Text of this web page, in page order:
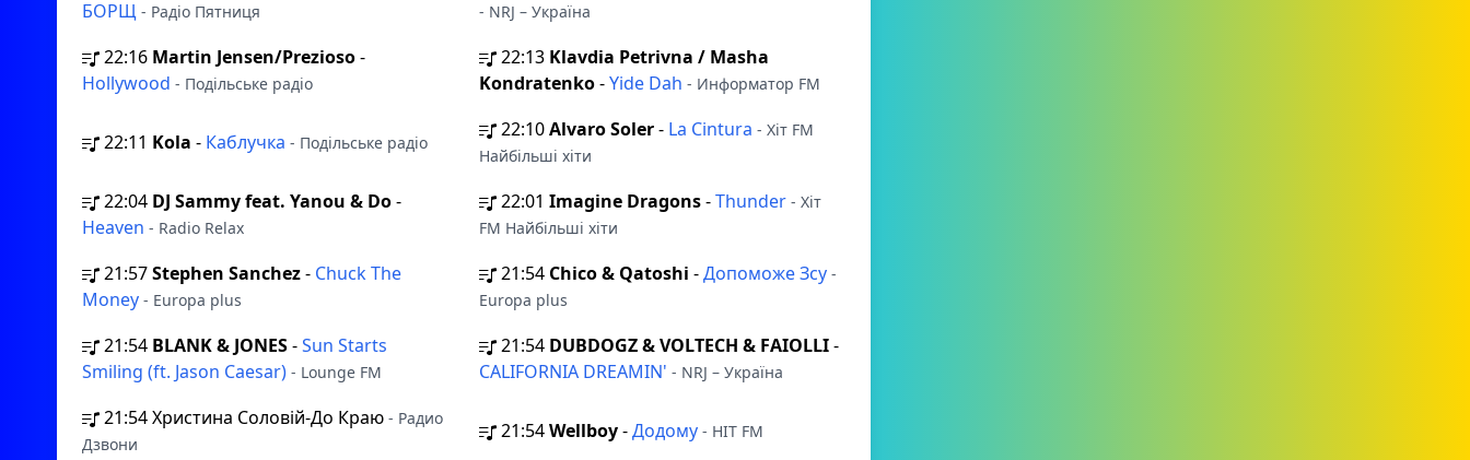
БОРЩ - Радіо Пятниця - NRJ – Україна
22:16 Martin Jensen/Prezioso-
Hollywood - Подільське радіо
22:13 Klavdia Petrivna / Masha
Kondratenko-Yide Dah - Информатор FM
22:11 Kola - Каблучка - Подільське радіо
22:10Alvaro Soler- La Cintura - Хіт FM
Найбільші хіти
22:04 DJ Sammy feat. Yanou & Do-
Heaven - Radio Relax
22:01 Imagine Dragons-Thunder - Хіт
FM Найбільші хіти
21:57Stephen Sanchez- Chuck The
Money - Europa plus
21:54 Chico & Qatoshi -Допоможе Зсу -
Europa plus
21:54 BLANK & JONES-Sun Starts
Smiling (ft. Jason Caesar) - Lounge FM
21:54 DUBDOGZ & VOLTECH & FAIOLLI-
CALIFORNIA DREAMIN' - NRJ – Україна
21:54Христина Соловій-До Краю - Радио
Дзвони
21:54Wellboy-Додому - HIT FM